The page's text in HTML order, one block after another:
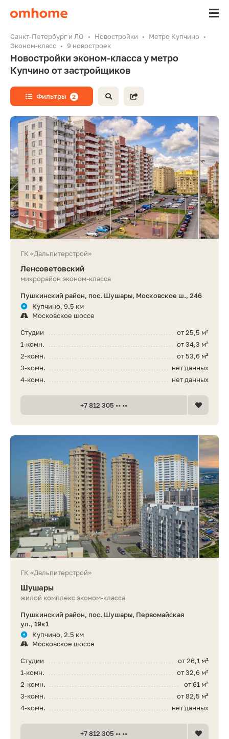
Санкт-Петербург и ЛО Новостройки
Метро Купчино
Эконом-класс
9 новостроек
Новостройки эконом-класса у метро
Купчино от застройщиков
Фильтры 2
ГК «Дальпитерстрой»
Ленсоветовский
микрорайон эконом-класса
Пушкинский район, пос. Шушары, Московское ш., 246
Купчино, 9.5 км
Московское шоссе
от 25,5 м²
Студии
от 34,3 м²
1-комн.
от 53,6 м²
2-комн.
нет данных
3-комн.
нет данных
4-комн.
+7 812 305 •• ••
ГК «Дальпитерстрой»
Шушары
жилой комплекс эконом-класса
Пушкинский район, пос. Шушары, Первомайская
ул., 19к1
Купчино, 2.5 км
Московское шоссе
от 26,1 м²
Студии
от 32,6 м²
1-комн.
от 61 м²
2-комн.
от 82,5 м²
3-комн.
нет данных
4-комн.
+7 812 305 •• ••